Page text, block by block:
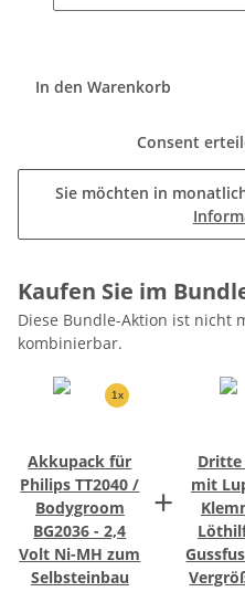
In den Warenkorb
Consent
Sie möchten in
Kaufen Sie im
Diese Bundle-Aktion ist nicht
kombinierbar.
Akkupack für
Philips TT2040 /
Bodygroom
BG2036 - 2,4
Volt Ni-MH zum
Selbsteinbau
1x
+
Dritte
mit